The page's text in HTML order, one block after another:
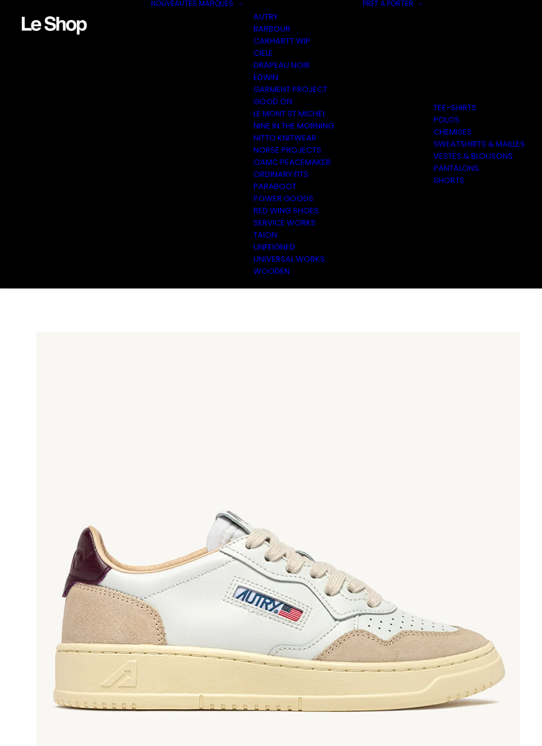
NOUVEAUTÉS MARQUES
AUTRY
BARBOUR
CARHARTT WIP
CIELE
DRAPEAU NOIR
EDWIN
GARMENT PROJECT
GOOD ON
LE MONT ST MICHEL
NINE IN THE MORNING
NITTO KNITWEAR
NORSE PROJECTS
OAMC PEACEMAKER
ORDINARY FITS
PARABOOT
POWER GOODS
RED WING SHOES
SERVICE WORKS
TAION
UNFEIGNED
UNIVERSAL WORKS
WOODEN
PRÊT À PORTER
TEE-SHIRTS
POLOS
CHEMISES
SWEATSHIRTS & MAILLES
VESTES & BLOUSONS
PANTALONS
SHORTS